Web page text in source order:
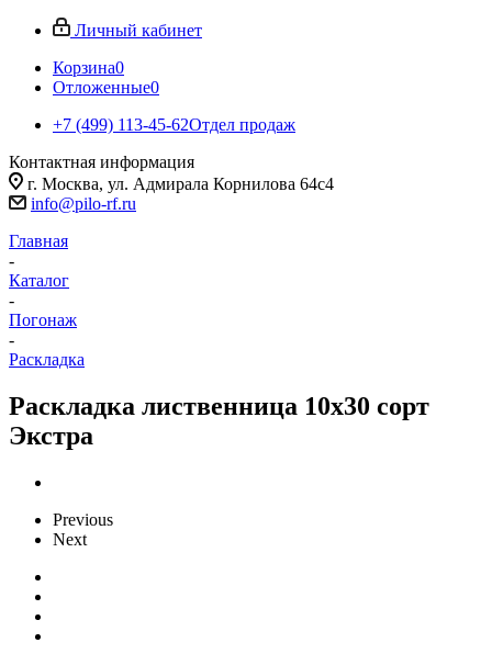
Личный кабинет
Корзина0
Отложенные0
+7 (499) 113-45-62Отдел продаж
Контактная информация
г. Москва, ул. Адмирала Корнилова 64с4
info@pilo-rf.ru
Главная
-
Каталог
-
Погонаж
-
Раскладка
Раскладка лиственница 10х30 сорт
Экстра
Previous
Next